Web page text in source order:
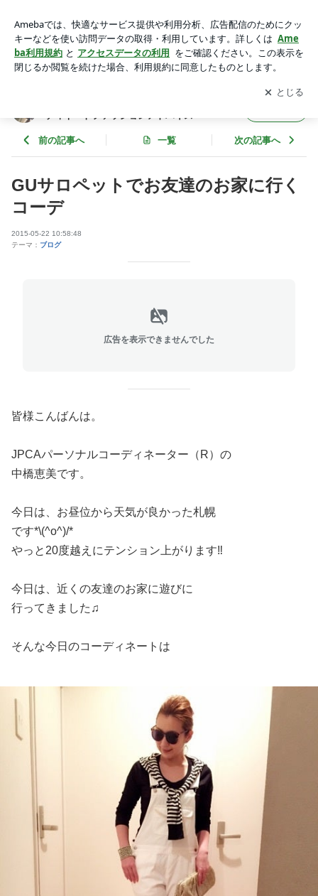
代40代働く女性の着回しコーディネートファッションアドバ
イス
アプリをダウンロードして ブログの更新通知
を受け取りまし
ょう。
開く
ディネートファッションアドバイス
前の記事へ 一覧 次の記事へ
GUサロペットでお友達のお家に行く
コーデ
2015-05-22 10:58:48
テーマ： ブログ
広告を表示できませんでした
皆様こんばんは。
JPCAパーソナルコーディネーター（R）の
中橋恵美です。
今日は、お昼位から天気が良かった札幌
です*\(^o^)/*
やっと20度越えにテンション上がります‼︎
今日は、近くの友達のお家に遊びに
行ってきました♫
そんな今日のコーディネートは